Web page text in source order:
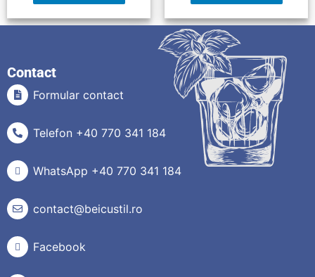
Contact
Formular contact
Telefon +40 770 341 184
WhatsApp +40 770 341 184
contact@beicustil.ro
Facebook